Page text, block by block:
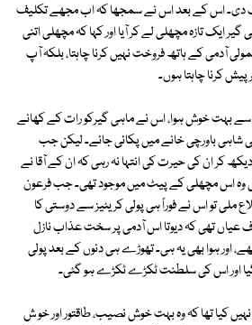
دی۔ اس کے بعد اس نے سمجھا کہ اب مجھے تکلیف
ایک تازہ مچھلی لے کر آیا اور کہا کہ مچھلی اتنی
آدمی کے ہاتھ فروخت نہیں کرنا چاہتا، بلکہ آپ
کرنا چاہتا ہوں۔
سے بہت خوش ہوا، اس نے ماہی گیرکو رات کے کھانے
شاہی باورچی خانے میں پکائی جائے۔ لیکن جب
دیکھ کر ان کی حیرت کی انتہا نہ رہی کہ ان کے آقا نے
وہ اس مچھلی کے پیٹ میں موجود تھی۔ جب فرعون
ملی تو اس نے فوراً ہی پولی کریٹیز سے دوستی کا
عیاں تھی کہ دیوتا اس آدمی پر سخت عذاب نازل
اور ہوا بھی یہ ہی۔ تھوڑے ہی دنوں کے بعد پولی
گیا اور اس کی سلطنت ٹکڑے ٹکڑے ہو گئی۔
کیا تھا کہ وہ بہت خوش نصیب، طاقتور اور خو ش